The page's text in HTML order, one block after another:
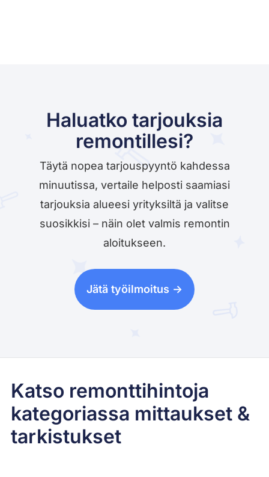
Haluatko tarjouksia
remontillesi?
Täytä nopea tarjouspyyntö kahdessa
minuutissa, vertaile helposti saamiasi
tarjouksia alueesi yrityksiltä ja valitse
suosikkisi – näin olet valmis remontin
aloitukseen.
Jätä työilmoitus ->
Katso remonttihintoja
kategoriassa mittaukset &
tarkistukset